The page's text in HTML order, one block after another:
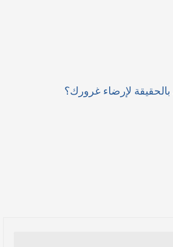
لإرضاء غرورك؟